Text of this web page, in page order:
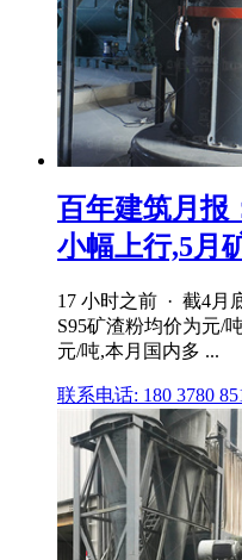
百年建筑月报
小幅上行,5月
17 小时之前 · 截4月
S95矿渣粉均价为元/
元/吨,本月国内多 ...
联系电话: 180 3780